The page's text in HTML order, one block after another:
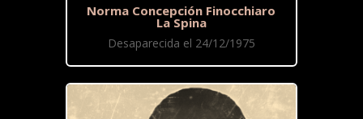
Norma Concepción Finocchiaro
La Spina
Desaparecida el 24/12/1975